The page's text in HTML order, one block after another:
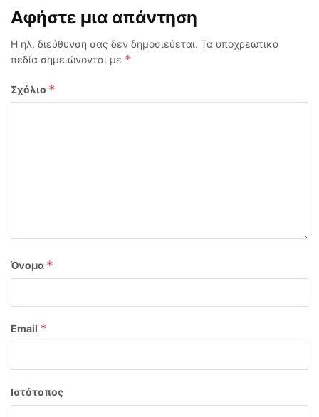
Αφήστε μια απάντηση
Η ηλ. διεύθυνση σας δεν δημοσιεύεται. Τα υποχρεωτικά
πεδία σημειώνονται με *
Σχόλιο *
Όνομα *
Email *
Ιστότοπος